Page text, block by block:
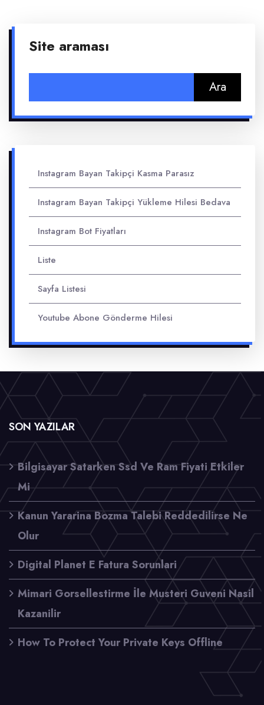
Site araması
Instagram Bayan Takipçi Kasma Parasız
Instagram Bayan Takipçi Yükleme Hilesi Bedava
Instagram Bot Fiyatları
Liste
Sayfa Listesi
Youtube Abone Gönderme Hilesi
SON YAZILAR
Bilgisayar Satarken Ssd Ve Ram Fiyati Etkiler
Mi
Kanun Yararina Bozma Talebi Reddedilirse Ne
Olur
Digital Planet E Fatura Sorunlari
Mimari Gorsellestirme İle Musteri Guveni Nasil
Kazanilir
How To Protect Your Private Keys Offline